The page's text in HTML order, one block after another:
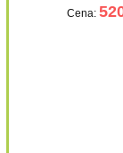
Cena: